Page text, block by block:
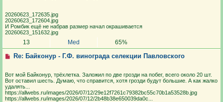
20260623_172635.jpg
20260623_172604.jpg
И Ромбик ещё не набрав размер начал окрашивается
20260623_151632.jpg
13 Med 65%
Re: Байконур - Г.Ф. винограда селекции Павловского
Вот мой Байконур, трёхлетка. Заложил по две грозди на побег, всего около 20 шт.
Вот оставил шесть. Думаю, что справится, хотя грозди будут большие. А как жалко
удалять...
https://allwebs.ru/images/2026/07/12/29e12f7261c79382bc55c70b1a53528b.jpg
https://allwebs.ru/images/2026/07/12/2b48b38e650039da0c...